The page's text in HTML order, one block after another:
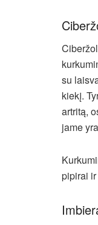
su
kiekį.
artritą,
jame
pipirai